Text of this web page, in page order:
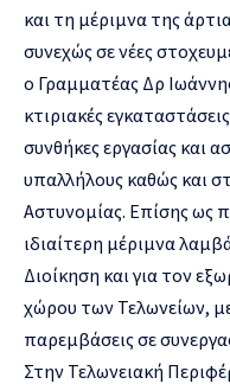
και τη μέριμνα της
συνεχώς σε νέες
ο Γραμματέας Δρ
κτιριακές
συνθήκες εργασίας και
υπαλλήλους καθώς και
Αστυνομίας. Επίσης ως
ιδιαίτερη μέριμνα
Διοίκηση και για τον
χώρου των Τελωνείων,
παρεμβάσεις σε
Στην Τελωνειακή